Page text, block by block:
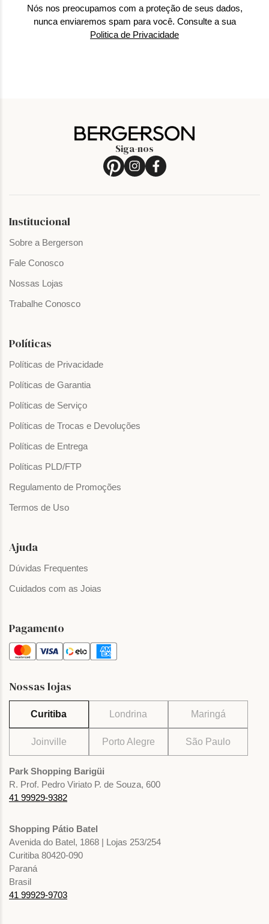
Nós nos preocupamos com a proteção de seus dados,
nunca enviaremos spam para você. Consulte a sua
Politica de Privacidade
Siga-nos
Institucional
Sobre a Bergerson
Fale Conosco
Nossas Lojas
Trabalhe Conosco
Políticas
Políticas de Privacidade
Políticas de Garantia
Políticas de Serviço
Políticas de Trocas e Devoluções
Políticas de Entrega
Políticas PLD/FTP
Regulamento de Promoções
Termos de Uso
Ajuda
Dúvidas Frequentes
Cuidados com as Joias
Pagamento
Nossas lojas
Curitiba Londrina Maringá
Joinville Porto Alegre São Paulo
Park Shopping Barigüi
R. Prof. Pedro Viriato P. de Souza, 600
41 99929-9382
Shopping Pátio Batel
Avenida do Batel, 1868 | Lojas 253/254
Curitiba 80420-090
Paraná
Brasil
41 99929-9703